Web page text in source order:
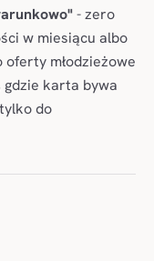
- zero
w miesiącu albo
młodzieżowe
gdzie karta bywa
do